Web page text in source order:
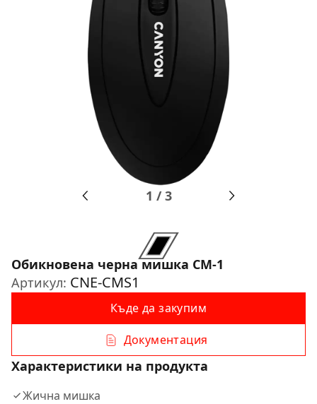
1 /3
Обикновена черна мишка CM-1
Артикул: CNE-CMS1
Къде да закупим
Документация
Характеристики на продукта
Жична мишка